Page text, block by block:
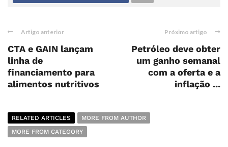
Artigo anterior
CTA e GAIN lançam
linha de
financiamento para
alimentos nutritivos
Próximo artigo
Petróleo deve obter
um ganho semanal
com a oferta e a
inflação ...
RELATED ARTICLES
MORE FROM AUTHOR
MORE FROM CATEGORY